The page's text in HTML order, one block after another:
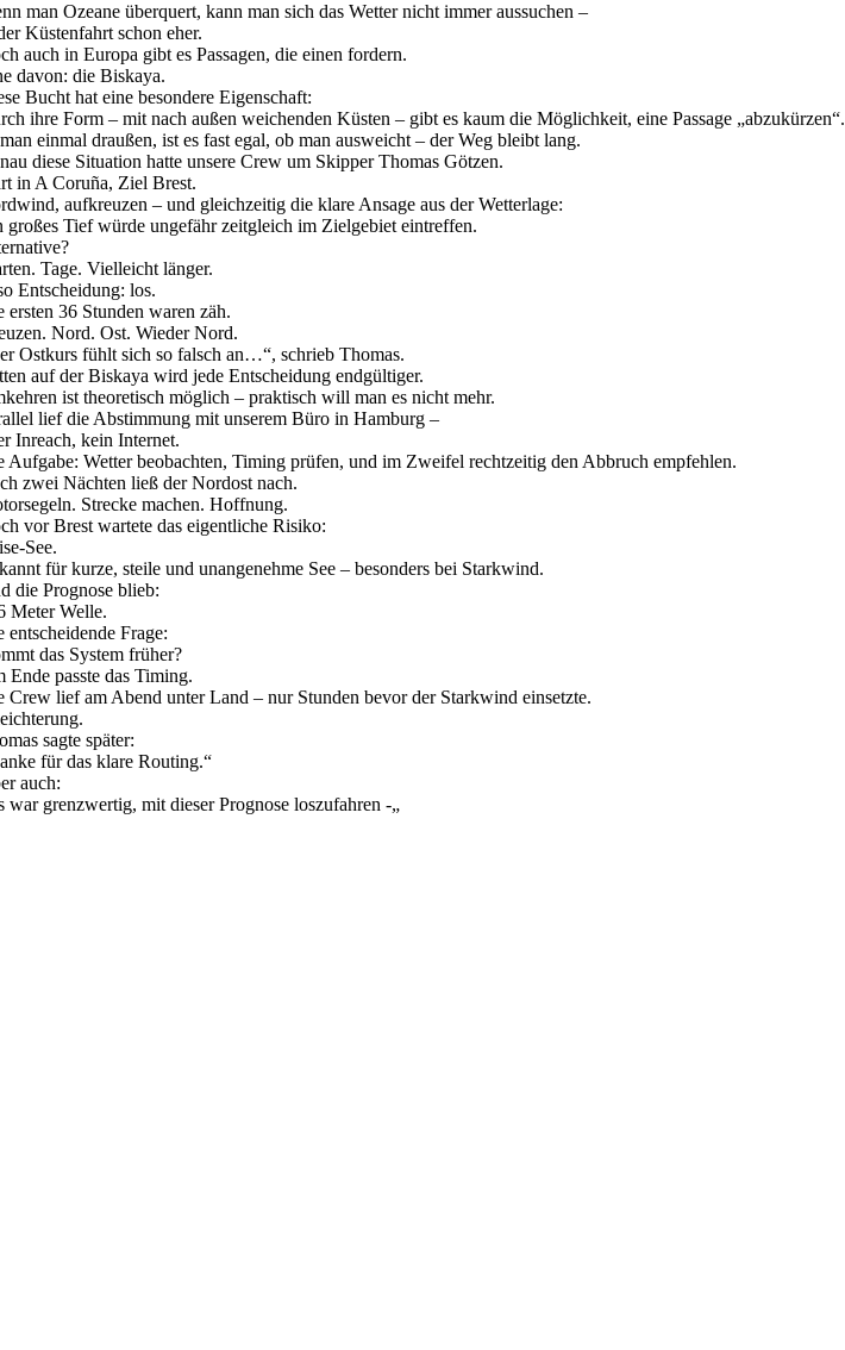
man Ozeane überquert, kann man sich das Wetter nicht immer aussuchen –
Küstenfahrt schon eher.
auch in Europa gibt es Passagen, die einen fordern.
davon: die Biskaya.
Bucht hat eine besondere Eigenschaft:
ihre Form – mit nach außen weichenden Küsten – gibt es kaum die Möglichkeit, eine Passage „abzukürzen“.
einmal draußen, ist es fast egal, ob man ausweicht – der Weg bleibt lang.
diese Situation hatte unsere Crew um Skipper Thomas Götzen.
in A Coruña, Ziel Brest.
aufkreuzen – und gleichzeitig die klare Ansage aus der Wetterlage:
großes Tief würde ungefähr zeitgleich im Zielgebiet eintreffen.
Tage. Vielleicht länger.
Entscheidung: los.
ersten 36 Stunden waren zäh.
Nord. Ost. Wieder Nord.
Ostkurs fühlt sich so falsch an…“, schrieb Thomas.
auf der Biskaya wird jede Entscheidung endgültiger.
ist theoretisch möglich – praktisch will man es nicht mehr.
lief die Abstimmung mit unserem Büro in Hamburg –
Inreach, kein Internet.
Aufgabe: Wetter beobachten, Timing prüfen, und im Zweifel rechtzeitig den Abbruch empfehlen.
zwei Nächten ließ der Nordost nach.
Strecke machen. Hoffnung.
vor Brest wartete das eigentliche Risiko:
See.
für kurze, steile und unangenehme See – besonders bei Starkwind.
die Prognose blieb:
Meter Welle.
entscheidende Frage:
das System früher?
Ende passte das Timing.
Crew lief am Abend unter Land – nur Stunden bevor der Starkwind einsetzte.
sagte später:
für das klare Routing.“
auch:
war grenzwertig, mit dieser Prognose loszufahren -„